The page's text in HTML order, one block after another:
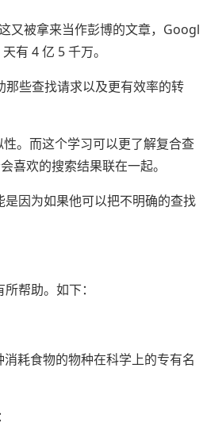
又被拿来当作彭博的文章，Googl
有 4 亿 5 千万。
些查找请求以及更有效率的转
。而这个学习可以更了解复合查
喜欢的搜索结果联在一起。
因为如果他可以把不明确的查找
帮助。如下：
耗食物的物种在科学上的专有名